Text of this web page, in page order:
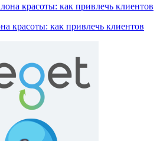
красоты: как привлечь клиентов